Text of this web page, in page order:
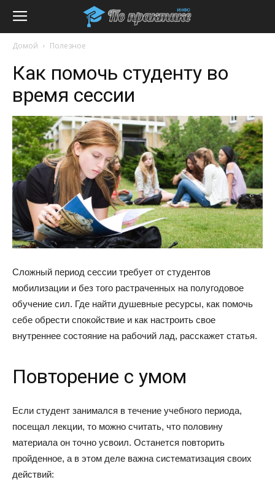
Домой Полезное
Как помочь студенту во
время сессии
Сложный период сессии требует от студентов
мобилизации и без того растраченных на полугодовое
обучение сил. Где найти душевные ресурсы, как помочь
себе обрести спокойствие и как настроить свое
внутреннее состояние на рабочий лад, расскажет статья.
Повторение с умом
Если студент занимался в течение учебного периода,
посещал лекции, то можно считать, что половину
материала он точно усвоил. Останется повторить
пройденное, а в этом деле важна систематизация своих
действий: